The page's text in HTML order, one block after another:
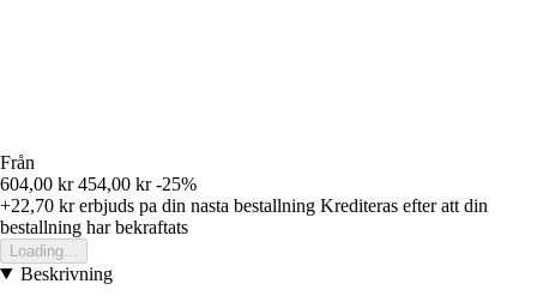
Från
604,00 kr 454,00 kr -25%
+22,70 krerbjuds pa din nasta bestallning Krediteras efter att din
bestallning har bekraftats
Loading...
Beskrivning